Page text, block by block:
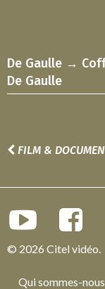
De Gaulle →
De Gaulle
FILM &
© 2026 Citel vidéo.
Qui sommes-nous